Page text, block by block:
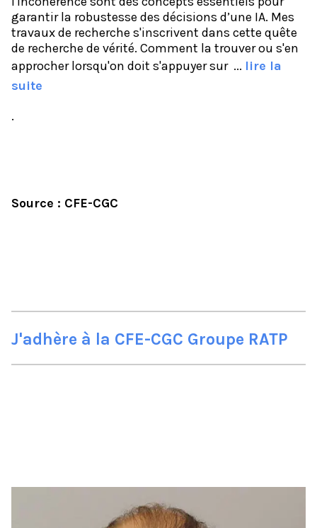
garantir la robustesse des décisions d’une IA. Mes
travaux de recherche s'inscrivent dans cette quête
de recherche de vérité. Comment la trouver ou s'en
approcher lorsqu'on doit s'appuyer sur ... lire la
suite
.
Source : CFE-CGC
J'adhère à la CFE-CGC Groupe RATP